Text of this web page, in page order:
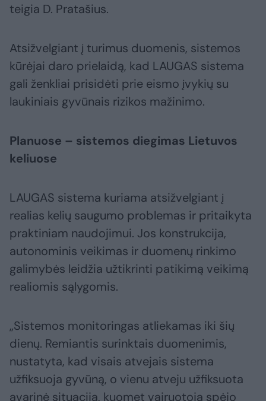
teigia D. Pratašius.
Atsižvelgiant į turimus duomenis, sistemos
kūrėjai daro prielaidą, kad LAUGAS sistema
gali ženkliai prisidėti prie eismo įvykių su
laukiniais gyvūnais rizikos mažinimo.
Planuose – sistemos diegimas Lietuvos
keliuose
LAUGAS sistema kuriama atsižvelgiant į
realias kelių saugumo problemas ir pritaikyta
praktiniam naudojimui. Jos konstrukcija,
autonominis veikimas ir duomenų rinkimo
galimybės leidžia užtikrinti patikimą veikimą
realiomis sąlygomis.
„Sistemos monitoringas atliekamas iki šių
dienų. Remiantis surinktais duomenimis,
nustatyta, kad visais atvejais sistema
užfiksuoja gyvūną, o vienu atveju užfiksuota
avarinė situacija, kuomet vairuotoja spėjo